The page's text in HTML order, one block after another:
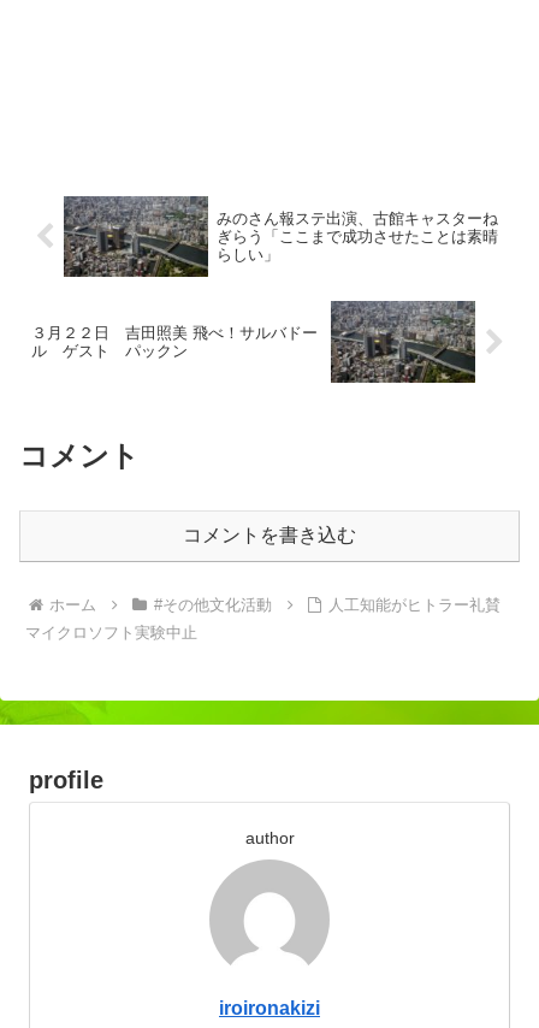
みのさん報ステ出演、古館キャスターね
ぎらう「ここまで成功させたことは素晴
らしい」
３月２２日 吉田照美 飛べ！サルバドー
ル ゲスト パックン
コメント
コメントを書き込む
ホーム #その他文化活動
人工知能がヒトラー礼賛
マイクロソフト実験中止
profile
author
iroironakizi